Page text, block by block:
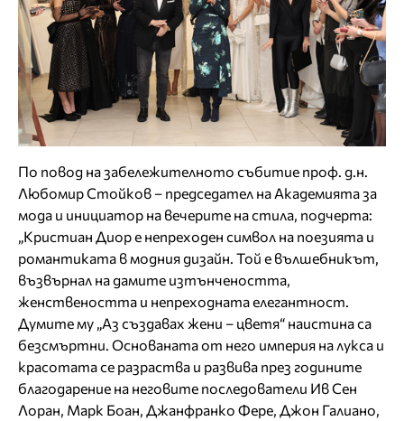
По повод на забележителното събитие проф. д.н.
Любомир Стойков – председател на Академията за
мода и инициатор на вечерите на стила, подчерта:
„Кристиан Диор е непреходен символ на поезията и
романтиката в модния дизайн. Той е вълшебникът,
възвърнал на дамите изтънчеността,
женствеността и непреходната елегантност.
Думите му „Аз създавах жени – цветя“ наистина са
безсмъртни. Основаната от него империя на лукса и
красотата се разраства и развива през годините
благодарение на неговите последователи Ив Сен
Лоран, Марк Боан, Джанфранко Фере, Джон Галиано,